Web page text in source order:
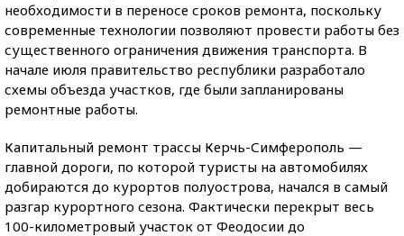
необходимости в переносе сроков ремонта, поскольку
современные технологии позволяют провести работы без
существенного ограничения движения транспорта. В
начале июля правительство республики разработало
схемы объезда участков, где были запланированы
ремонтные работы.
Капитальный ремонт трассы Керчь-Симферополь —
главной дороги, по которой туристы на автомобилях
добираются до курортов полуострова, начался в самый
разгар курортного сезона. Фактически перекрыт весь
100-километровый участок от Феодосии до